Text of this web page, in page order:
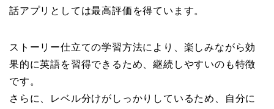
話アプリとしては最高評価を得ています。
ストーリー仕立ての学習方法により、楽しみながら効
果的に英語を習得できるため、継続しやすいのも特徴
です。
さらに、レベル分けがしっかりしているため、自分に